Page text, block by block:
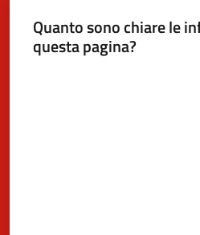
Quanto sono chiare le
questa pagina?